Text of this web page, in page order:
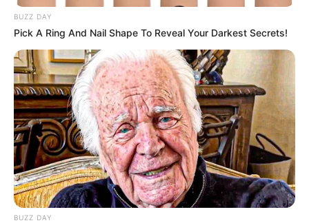
BUZZ DAY
Pick A Ring And Nail Shape To Reveal Your Darkest Secrets!
BUZZ DAY